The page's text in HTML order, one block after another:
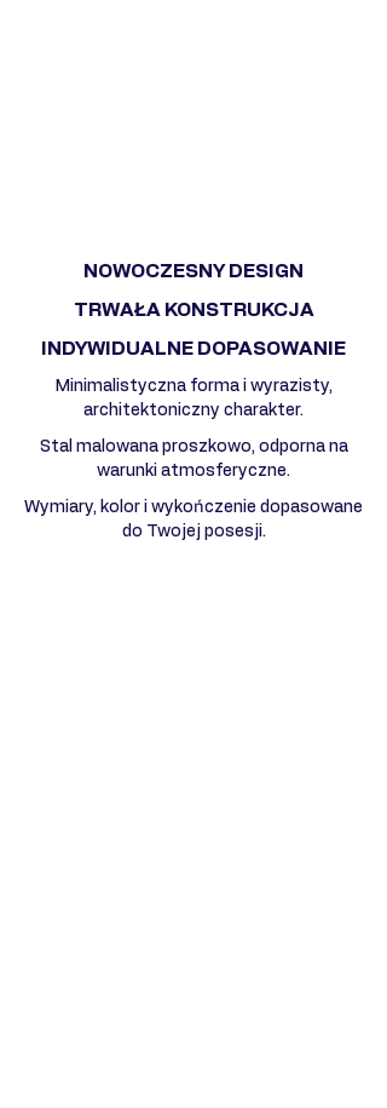
NOWOCZESNY DESIGN
TRWAŁA KONSTRUKCJA
INDYWIDUALNE DOPASOWANIE
Minimalistyczna forma i wyrazisty,
architektoniczny charakter.
Stal malowana proszkowo, odporna na
warunki atmosferyczne.
Wymiary, kolor i wykończenie dopasowane
do Twojej posesji.